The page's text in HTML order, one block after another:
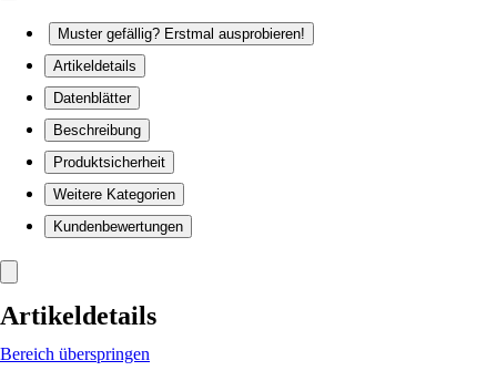
Muster gefällig? Erstmal ausprobieren!
Artikeldetails
Datenblätter
Beschreibung
Produktsicherheit
Weitere Kategorien
Kundenbewertungen
Artikeldetails
Bereich überspringen